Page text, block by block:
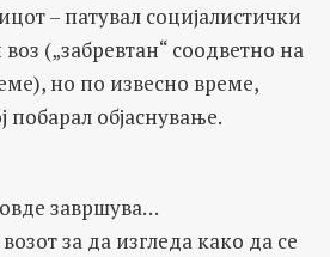
– патувал социјалистички
(„забревтан“ соодветно на
но по извесно време,
побарал објаснување.
завршува…
за да изгледа како да се